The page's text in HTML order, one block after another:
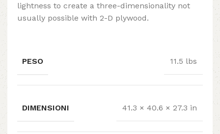
lightness to create a three-dimensionality not
usually possible with 2-D plywood.
PESO 11.5 lbs
DIMENSIONI 41.3 × 40.6 × 27.3 in